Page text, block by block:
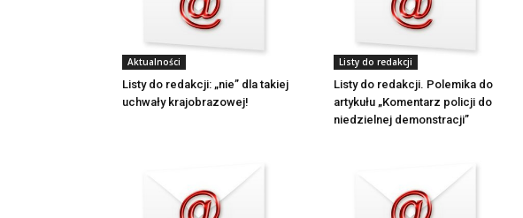
Aktualności
Listy do redakcji: „nie” dla takiej
uchwały krajobrazowej!
Listy do redakcji
Listy do redakcji. Polemika do
artykułu „Komentarz policji do
niedzielnej demonstracji”